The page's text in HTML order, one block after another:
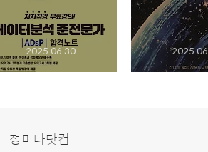
2025.06.30
정미나닷컴